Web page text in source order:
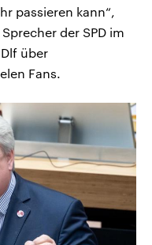
passieren kann“,
der SPD im
über
Fans.